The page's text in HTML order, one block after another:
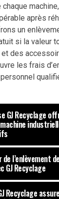
après
un
si la valeur
des
les frais
GJ Recyclage
l’enlèvement
GJ Recyclage
Recyclage